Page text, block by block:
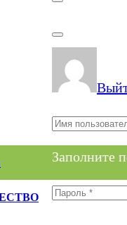
Заполните